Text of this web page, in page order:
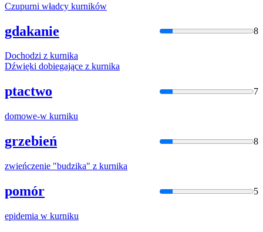
Czupurni władcy kurników
gdakanie 8
Dochodzi z kurnika
Dźwięki dobiegające z kurnika
ptactwo 7
domowe-w kurniku
grzebień 8
zwieńczenie "budzika" z kurnika
pomór 5
epidemia w kurniku